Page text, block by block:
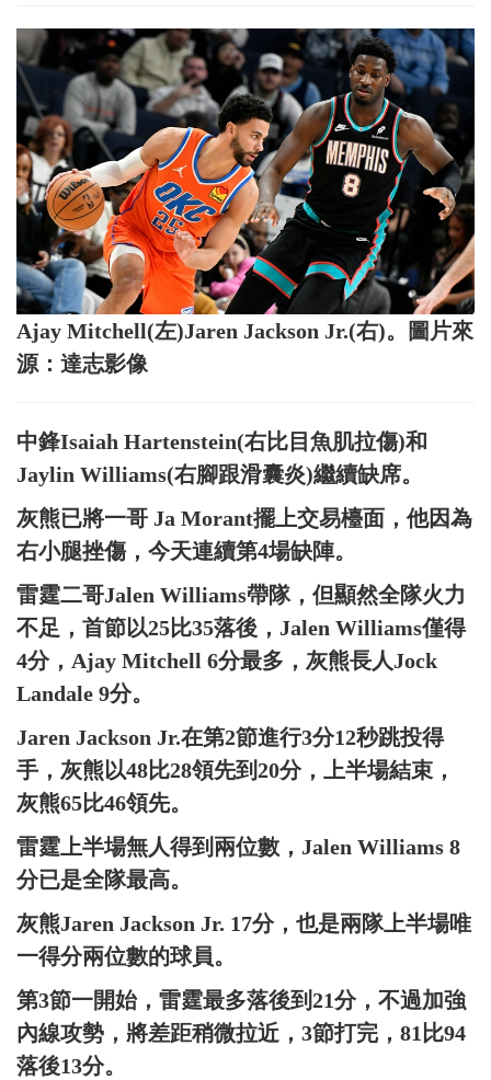
Ajay Mitchell(左)Jaren Jackson Jr.(右)。圖片來
源：達志影像
中鋒Isaiah Hartenstein(右比目魚肌拉傷)和
Jaylin Williams(右腳跟滑囊炎)繼續缺席。
灰熊已將一哥 Ja Morant擺上交易檯面，他因為
右小腿挫傷，今天連續第4場缺陣。
雷霆二哥Jalen Williams帶隊，但顯然全隊火力
不足，首節以25比35落後，Jalen Williams僅得
4分，Ajay Mitchell 6分最多，灰熊長人Jock
Landale 9分。
Jaren Jackson Jr.在第2節進行3分12秒跳投得
手，灰熊以48比28領先到20分，上半場結束，
灰熊65比46領先。
雷霆上半場無人得到兩位數，Jalen Williams 8
分已是全隊最高。
灰熊Jaren Jackson Jr. 17分，也是兩隊上半場唯
一得分兩位數的球員。
第3節一開始，雷霆最多落後到21分，不過加強
內線攻勢，將差距稍微拉近，3節打完，81比94
落後13分。